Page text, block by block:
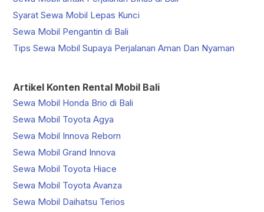
Syarat Sewa Mobil Lepas Kunci
Sewa Mobil Pengantin di Bali
Tips Sewa Mobil Supaya Perjalanan Aman Dan Nyaman
Artikel Konten Rental Mobil Bali
Sewa Mobil Honda Brio di Bali
Sewa Mobil Toyota Agya
Sewa Mobil Innova Reborn
Sewa Mobil Grand Innova
Sewa Mobil Toyota Hiace
Sewa Mobil Toyota Avanza
Sewa Mobil Daihatsu Terios